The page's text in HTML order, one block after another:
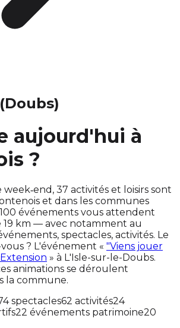
(Doubs)
aujourd'hui à
?
37 activités et loisirs sont
et dans les communes
événements vous attendent
19 km — avec notamment au
spectacles, activités. Le
? L'événement « "Viens jouer
» à L'Isle-sur-le-Doubs.
animations se déroulent
la commune.
spectacles62 activités24
22 événements patrimoine20